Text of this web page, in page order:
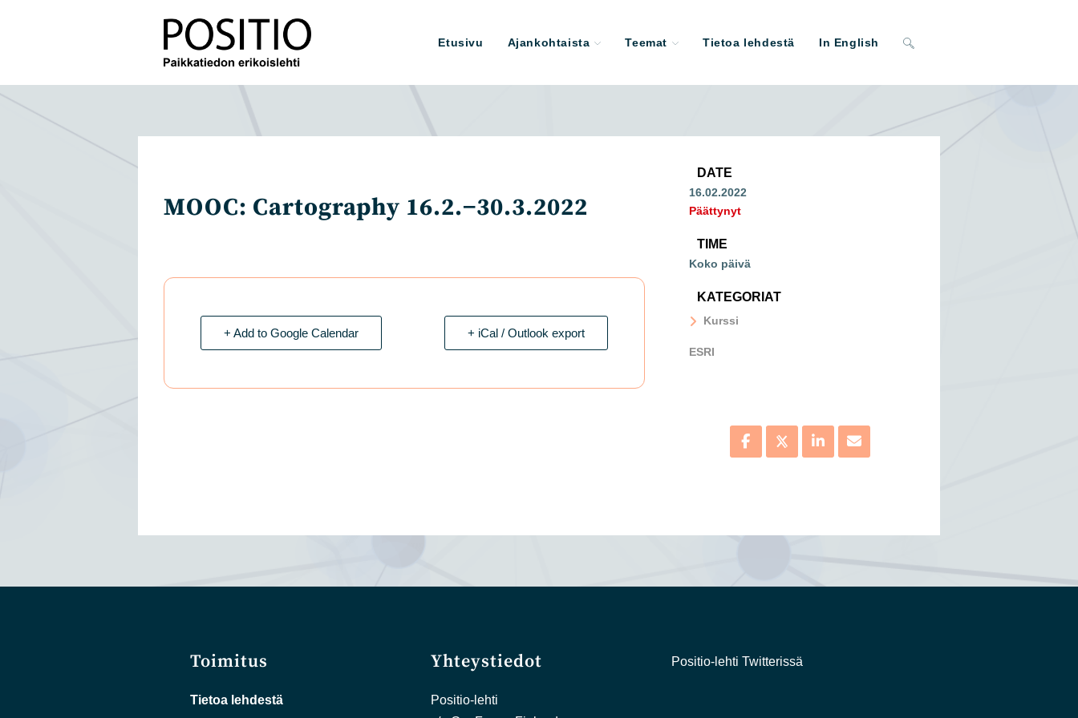
Etusivu Ajankohtaista Teemat Tietoa lehdestä In English Toggle
MOOC: Cartography 16.2.−30.3.2022
+ Add to Google Calendar + iCal / Outlook export
DATE
16.02.2022
Päättynyt
TIME
Koko päivä
KATEGORIAT
Kurssi
ESRI
Toimitus
Tietoa lehdestä
Yhteystiedot
Positio-lehti
Positio-lehti Twitterissä